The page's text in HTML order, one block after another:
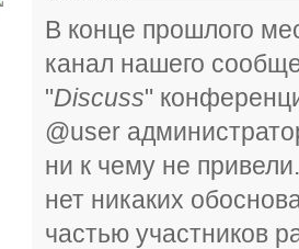
В конце прошлого
канал нашего
"Discuss"
@user
ни к чему не
нет никаких
частью участников